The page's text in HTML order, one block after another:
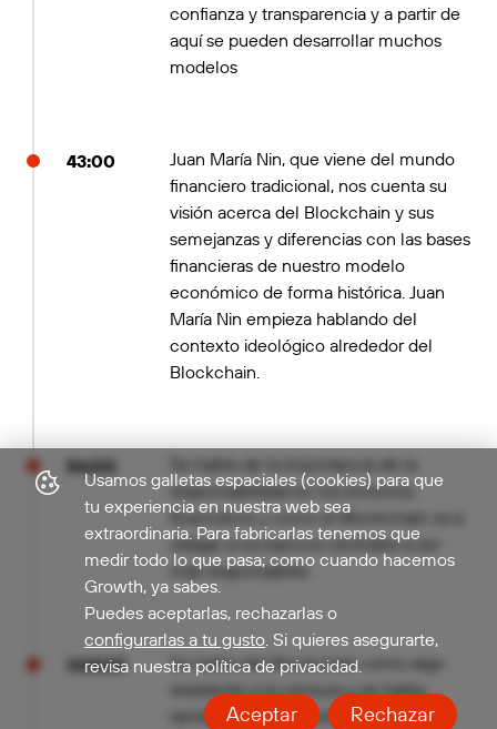
confianza y transparencia y a partir de
aquí se pueden desarrollar muchos
modelos
43:00
Juan María Nin, que viene del mundo
financiero tradicional, nos cuenta su
visión acerca del Blockchain y sus
semejanzas y diferencias con las bases
financieras de nuestro modelo
económico de forma histórica. Juan
María Nin empieza hablando del
contexto ideológico alrededor del
Blockchain.
56:00
Se habla de la importancia de la
responsabilidad en los entornos
financieros y cómo el Blockchain va a
obligar a los bancos centrales a ser
más responsables
1:04:30
Se habla del Blockchain como algo
resistente a la censura y se habla
también del coste eléctrico del
Usamos galletas espaciales (cookies) para que
tu experiencia en nuestra web sea
extraordinaria. Para fabricarlas tenemos que
medir todo lo que pasa; como cuando hacemos
Growth, ya sabes.
Puedes aceptarlas, rechazarlas o
configurarlas a tu gusto . Si quieres asegurarte,
revisa nuestra política de privacidad.
Aceptar Rechazar